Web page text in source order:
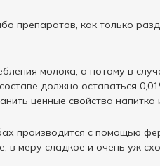
препаратов, как только
молока, а потому в
должно оставаться
ценные свойства напитка
производится с помощью
в меру сладкое и очень уж